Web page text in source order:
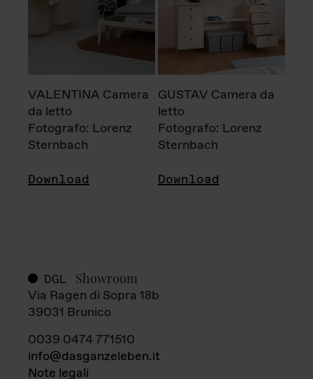
VALENTINA Camera
da letto
Fotografo: Lorenz
Sternbach
Download
GUSTAV Camera da
letto
Fotografo: Lorenz
Sternbach
Download
DGL Showroom
Via Ragen di Sopra 18b
39031 Brunico
0039 0474 771510
info@dasganzeleben.it
Note legali